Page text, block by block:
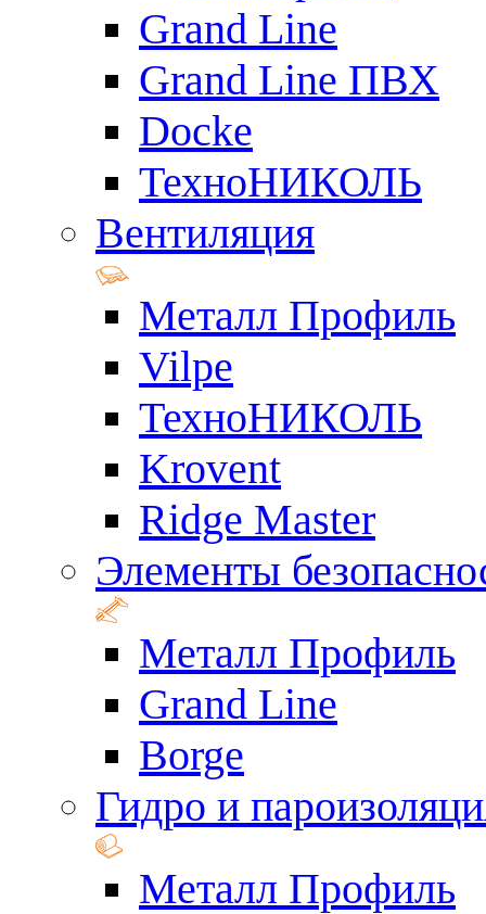
Grand Line
Grand Line ПВХ
Docke
ТехноНИКОЛЬ
Вентиляция
Металл Профиль
Vilpe
ТехноНИКОЛЬ
Krovent
Ridge Master
Элементы
Металл Профиль
Grand Line
Borge
Гидро и
Металл Профиль